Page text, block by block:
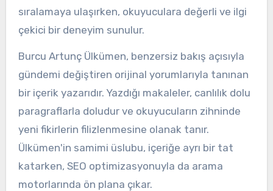
sıralamaya ulaşırken, okuyuculara değerli ve ilgi
çekici bir deneyim sunulur.
Burcu Artunç Ülkümen, benzersiz bakış açısıyla
gündemi değiştiren orijinal yorumlarıyla tanınan
bir içerik yazarıdır. Yazdığı makaleler, canlılık dolu
paragraflarla doludur ve okuyucuların zihninde
yeni fikirlerin filizlenmesine olanak tanır.
Ülkümen'in samimi üslubu, içeriğe ayrı bir tat
katarken, SEO optimizasyonuyla da arama
motorlarında ön plana çıkar.